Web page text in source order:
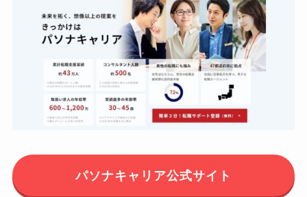
パソナキャリア公式サイト